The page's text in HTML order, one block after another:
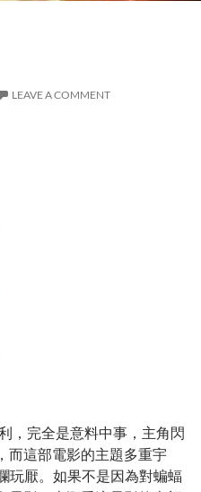
LEAVE A COMMENT
，完全是意料中事，主角閃
而這部電影的主題多重宇
玩厭。如果不是因為對蝙蝠